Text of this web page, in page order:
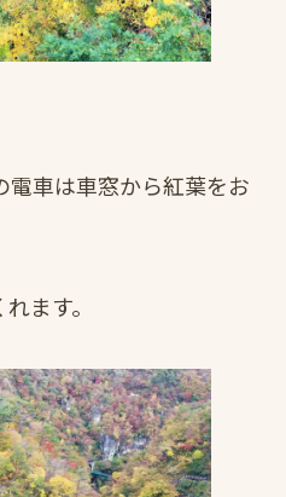
車は車窓から紅葉をお
ます。